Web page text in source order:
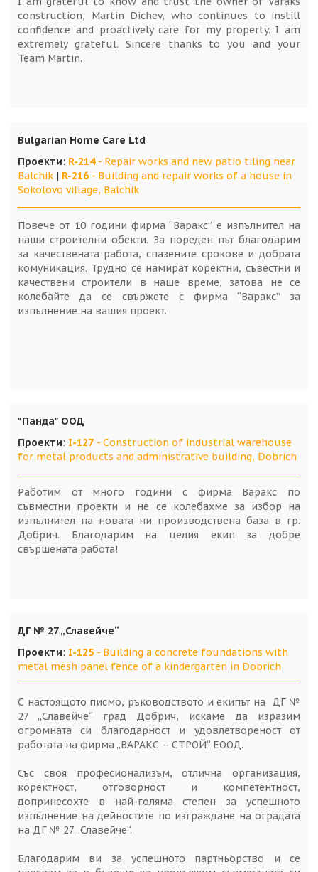
construction, Martin Dichev, who continues to instill
confidence and proactively care for my property. I am
extremely grateful. Sincere thanks to you and your
Team Martin.
Bulgarian Home Care Ltd
Проекти: R-214- Repair works and new patio tiling near
Balchik | R-216 - Building and repair works of a house in
Sokolovo village, Balchik
Повече от 10 години фирма “Варакс” е изпълнител на
наши строителни обекти. За пореден път благодарим
за качествената работа, спазените срокове и добрата
комуникация. Трудно се намират коректни, съвестни и
качествени строители в наше време, затова не се
колебайте да се свържете с фирма “Варакс” за
изпълнение на вашия проект.
"Панда" ООД
Проекти: I-127 - Construction of industrial warehouse
for metal products and administrative building, Dobrich
Работим от много години с фирма Варакс по
съвместни проекти и не се колебахме за избор на
изпълнител на новата ни производствена база в гр.
Добрич. Благодарим на целия екип за добре
свършената работа!
ДГ № 27 „Славейче“
Проекти: I-125 - Building a concrete foundations with
metal mesh panel fence of a kindergarten in Dobrich
С настоящото писмо, ръководството и екипът на ДГ №
27 „Славейче“ град Добрич, искаме да изразим
огромната си благодарност и удовлетвореност от
работата на фирма „ВАРАКС – СТРОЙ“ ЕООД.
Със своя професионализъм, отлична организация,
коректност, отговорност и компетентност,
допринесохте в най-голяма степен за успешното
изпълнение на дейностите по изграждане на оградата
на ДГ № 27 „Славейче“.
Благодарим ви за успешното партньорство и се